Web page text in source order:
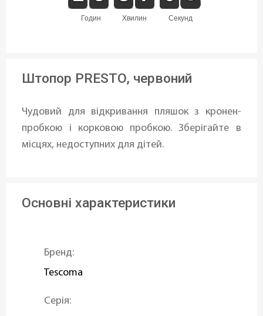
годин хвилин секунд
Штопор PRESTO, червоний
Чудовий для відкривання пляшок з кронен-
пробкою і корковою пробкою. Зберігайте в
місцях, недоступних для дітей.
Основні характеристики
Бренд:
Tescoma
Серія: